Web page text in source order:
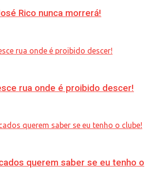
Rico nunca morrerá!
rua onde é proibido descer!
querem saber se eu tenho o